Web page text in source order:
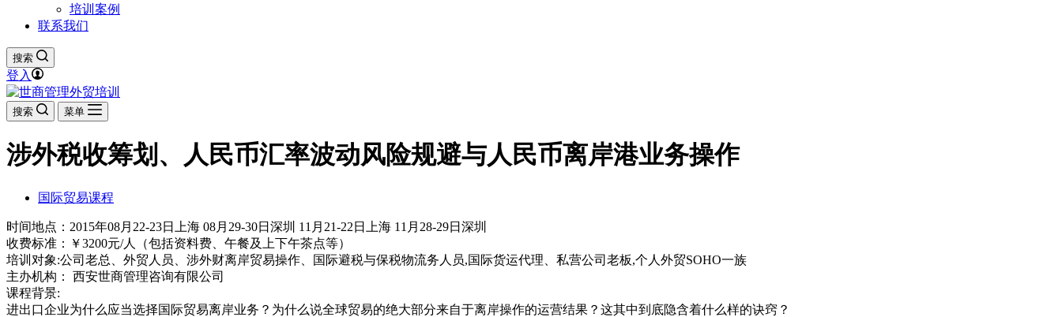
培训案例
联系我们
搜索
登入
搜索 菜单
涉外税收筹划、人民币汇率波动风险规避与人民币离岸港业务操作
国际贸易课程
时间地点：2015年08月22-23日上海 08月29-30日深圳 11月21-22日上海 11月28-29日深圳
收费标准：￥3200元/人（包括资料费、午餐及上下午茶点等）
培训对象:公司老总、外贸人员、涉外财离岸贸易操作、国际避税与保税物流务人员,国际货运代理、私营公司老板,个人外贸SOHO一族
主办机构： 西安世商管理咨询有限公司
课程背景:
进出口企业为什么应当选择国际贸易离岸业务？为什么说全球贸易的绝大部分来自于离岸操作的运营结果？这其中到底隐含着什么样的诀窍？